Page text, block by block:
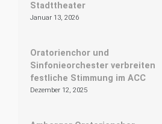
Stadttheater
Januar 13, 2026
Oratorienchor und
Sinfonieorchester verbreiten
festliche Stimmung im ACC
Dezember 12, 2025